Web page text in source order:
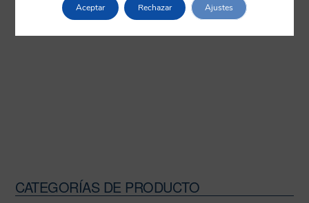
El día que comience el curso, recibirás un mail con los
Barra
CATEGORÍAS DE PRODUCTO
Aceptar Rechazar Ajustes